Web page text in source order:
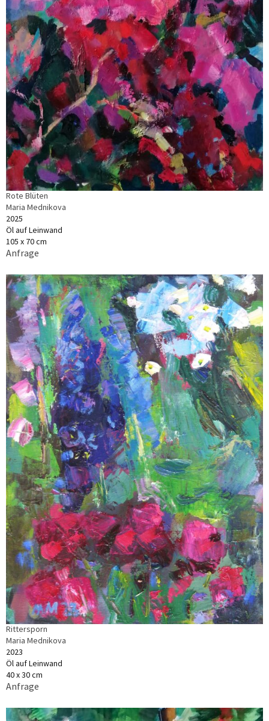
Rote Blüten
Maria Mednikova
2025
Öl auf Leinwand
105 x 70 cm
Anfrage
Rittersporn
Maria Mednikova
2023
Öl auf Leinwand
40 x 30 cm
Anfrage